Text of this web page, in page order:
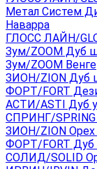
Метал Систем
Наварра
ГЛОСС ЛАЙН/
Зум/ZOOM Дуб
Зум/ZOOM Венге
ЗИОН/ZION Дуб
ФОРТ/FORT
АСТИ/ASTI Дуб
СПРИНГ/SPRING
ЗИОН/ZION Орех
ФОРТ/FORT Дуб
СОЛИД/SOLID